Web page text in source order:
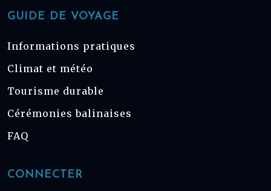
GUIDE DE VOYAGE
Informations pratiques
Climat et météo
Tourisme durable
Cérémonies balinaises
FAQ
CONNECTER